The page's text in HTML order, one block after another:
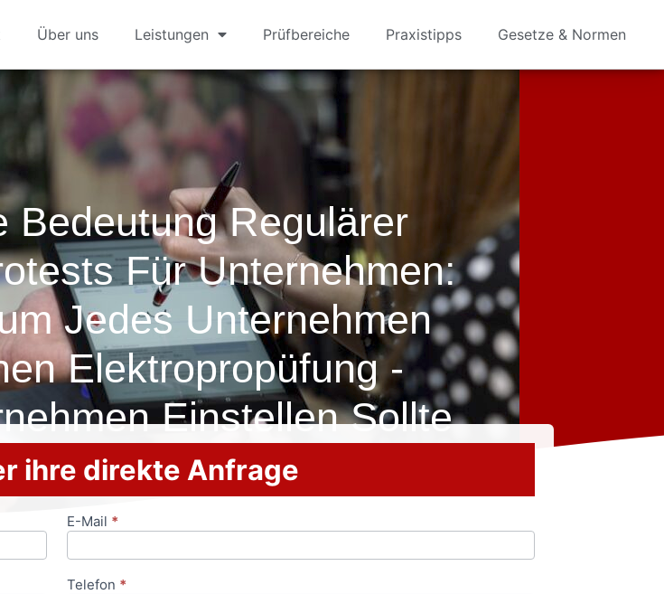
Über uns Leistungen Prüfbereiche Praxistipps Gesetze & Normen
Bedeutung Regulärer
Für Unternehmen:
Jedes Unternehmen
Elektropropüfung -
Einstellen Sollte
ihre direkte Anfrage
E-Mail *
Telefon *